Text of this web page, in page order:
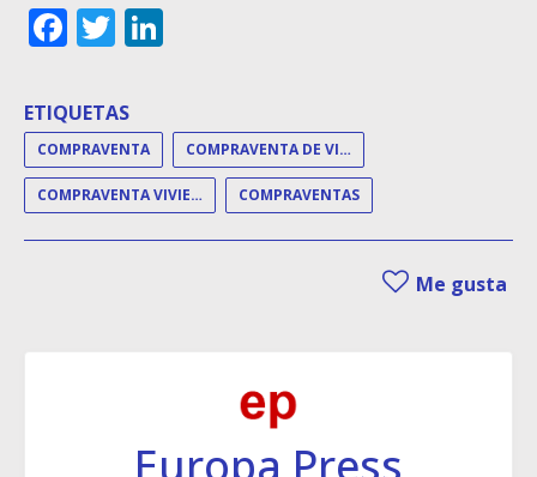
Facebook
Twitter
ETIQUETAS
COMPRAVENTA COMPRAVENTA DE VIVIENDAS
COMPRAVENTA VIVIENDA COMPRAVENTAS
Me gusta